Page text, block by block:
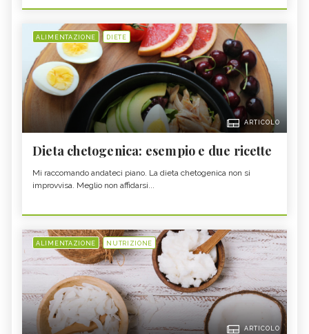
ALIMENTAZIONE DIETE
ARTICOLO
Dieta chetogenica: esempio e due ricette
Mi raccomando andateci piano. La dieta chetogenica non si
improvvisa. Meglio non affidarsi...
ALIMENTAZIONE NUTRIZIONE
ARTICOLO